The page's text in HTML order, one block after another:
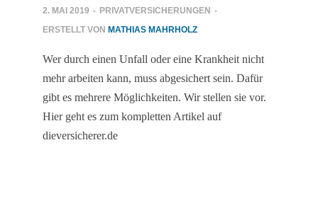
2. MAI 2019 - PRIVATVERSICHERUNGEN -
ERSTELLT VON MATHIAS MAHRHOLZ
Wer durch einen Unfall oder eine Krankheit nicht
mehr arbeiten kann, muss abgesichert sein. Dafür
gibt es mehrere Möglichkeiten. Wir stellen sie vor.
Hier geht es zum kompletten Artikel auf
dieversicherer.de